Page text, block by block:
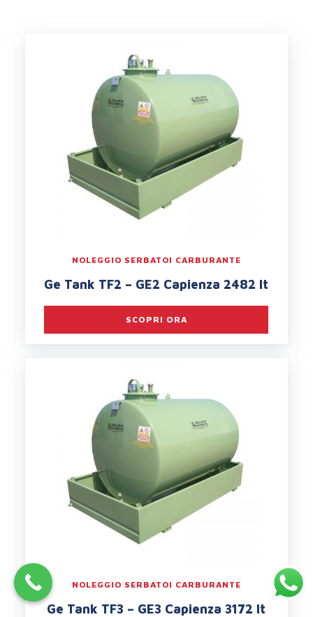
NOLEGGIO SERBATOI CARBURANTE
Ge Tank TF2 – GE2 Capienza 2482 lt
SCOPRI ORA
NOLEGGIO SERBATOI CARBURANTE
Ge Tank TF3 – GE3 Capienza 3172 lt